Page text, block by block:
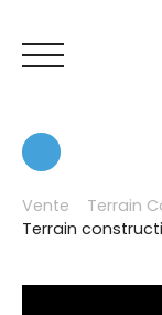
Vente
Terrain
Terrain